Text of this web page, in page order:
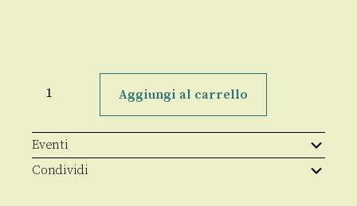
Anno
157
-
04.2020
quantità
Aggiungi al carrello
Eventi
Condividi